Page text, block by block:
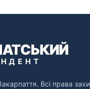
Всі права